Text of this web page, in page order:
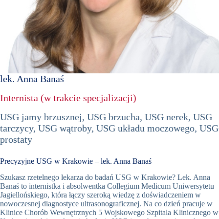
Appointment
Now
+48
12
76 66
wizytę w
Oslomed
lek. Anna Banaś
Internista (w trakcie specjalizacji)
USG jamy brzusznej, USG brzucha, USG nerek, USG
tarczycy, USG wątroby, USG układu moczowego, USG
prostaty
Precyzyjne USG w Krakowie – lek. Anna Banaś
Szukasz rzetelnego lekarza do badań USG w Krakowie? Lek. Anna
Banaś to internistka i absolwentka Collegium Medicum Uniwersytetu
Jagiellońskiego, która łączy szeroką wiedzę z doświadczeniem w
nowoczesnej diagnostyce ultrasonograficznej. Na co dzień pracuje w
Klinice Chorób Wewnętrznych 5 Wojskowego Szpitala Klinicznego w